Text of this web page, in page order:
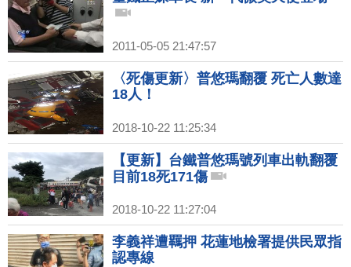
2011-05-05 21:47:57
〈死傷更新〉普悠瑪翻覆 死亡人數達
18人！
2018-10-22 11:25:34
【更新】台鐵普悠瑪號列車出軌翻覆
目前18死171傷
2018-10-22 11:27:04
李義祥遭羈押 花蓮地檢署提供民眾指
認專線